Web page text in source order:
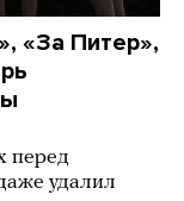
«За Питер»,
перед
удалил